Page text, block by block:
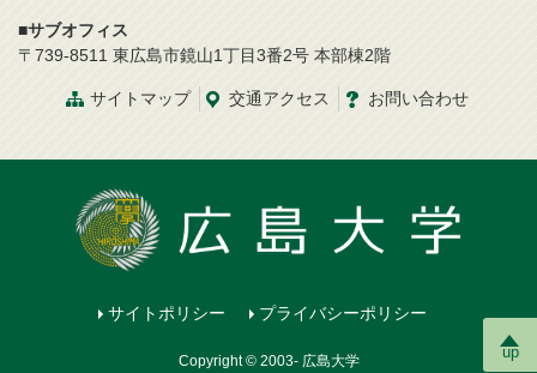
up
■サブオフィス
〒739-8511 東広島市鏡山1丁目3番2号 本部棟2階
サイトマップ 交通アクセス お問い合わせ
サイトポリシー プライバシーポリシー
Copyright © 2003- 広島大学